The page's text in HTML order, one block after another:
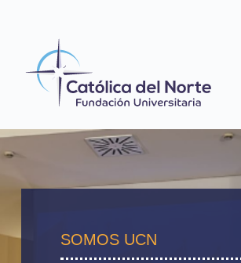
SOMOS UCN